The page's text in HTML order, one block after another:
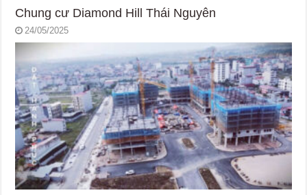
Chung cư Diamond Hill Thái Nguyên
24/05/2025